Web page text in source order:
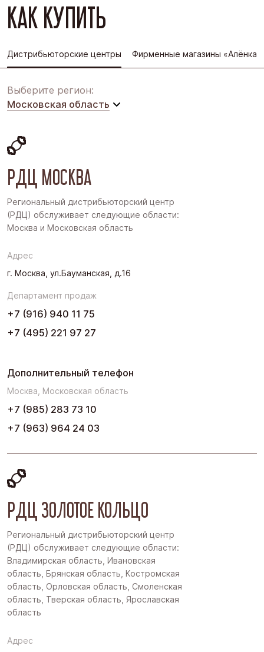
КАК КУПИТЬ
Дистрибьюторские центры Фирменные магазины «Алёнка»
Выберите регион:
Московская область
Восточная Сибирь
Дальний Восток
Поволжье
Урал
РДЦ МОСКВА
Региональный дистрибьюторский центр
(РДЦ) обслуживает следующие области:
Москва и Московская область
Адрес
г. Москва, ул.Бауманская, д.16
Департамент продаж
+7 (916) 940 11 75
+7 (495) 221 97 27
Дополнительный телефон
Москва, Московская область
+7 (985) 283 73 10
+7 (963) 964 24 03
РДЦ ЗОЛОТОЕ КОЛЬЦО
Региональный дистрибьюторский центр
(РДЦ) обслуживает следующие области:
Владимирская область, Ивановская
область, Брянская область, Костромская
область, Орловская область, Смоленская
область, Тверская область, Ярославская
область
Адрес